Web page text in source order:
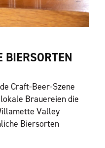
Craft-Beer-Szene
Brauereien die
Valley
Biersorten